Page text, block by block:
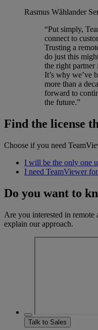
Rasmus Wåhlander
“Put simply,
connect to
Trusting a
do just this
the right partner
It’s why we’ve
more than a
forward to
the future.”
Find the license
Choose if you need
I will be the only one
I need TeamViewer
Do you want to
Are you interested in remote
explain our approach.
Talk to Sales